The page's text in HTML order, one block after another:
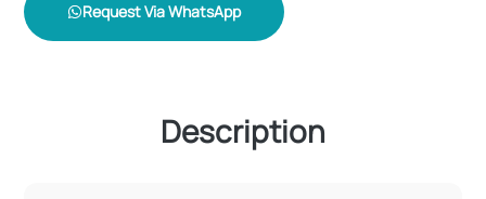
Request Via WhatsApp
Description